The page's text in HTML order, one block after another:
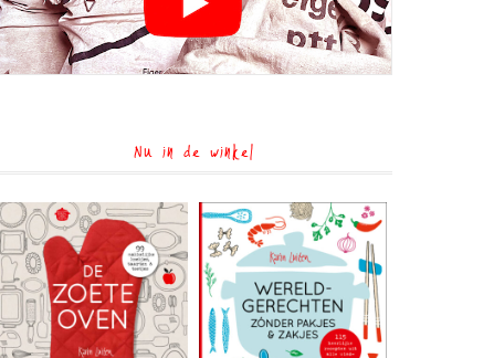
Nu in de winkel